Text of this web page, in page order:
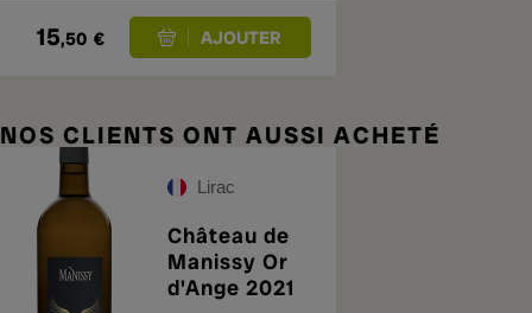
15,50 €
NOS CLIENTS ONT AUSSI ACHETÉ
Lirac
Château de
Manissy Or
d'Ange 2021